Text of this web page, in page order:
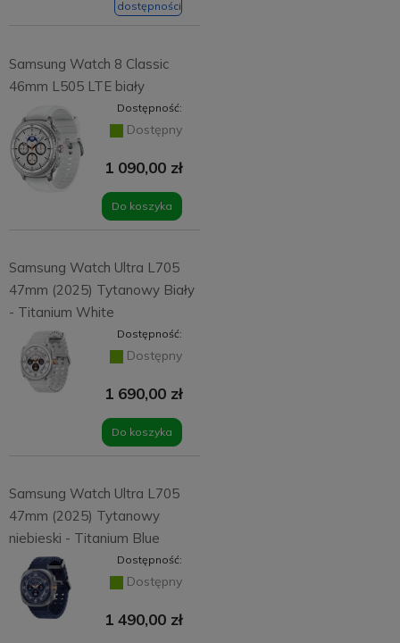
dostępności
Samsung Watch 8 Classic
46mm L505 LTE biały
Dostępność:
Dostępny
1 090,00 zł
Do koszyka
Samsung Watch Ultra L705
47mm (2025) Tytanowy Biały
- Titanium White
Dostępność:
Dostępny
1 690,00 zł
Do koszyka
Samsung Watch Ultra L705
47mm (2025) Tytanowy
niebieski - Titanium Blue
Dostępność:
Dostępny
1 490,00 zł